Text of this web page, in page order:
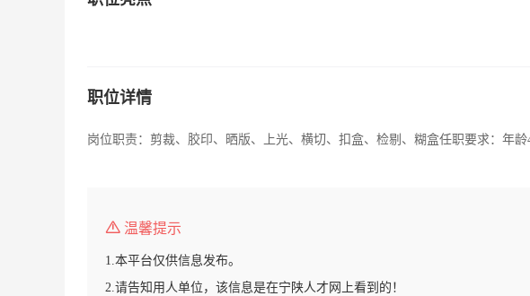
职位详情
岗位职责：剪裁、胶印、晒版、上光、横切、扣盒、检剔、糊盒任职要求：年
温馨提示
1.本平台仅供信息发布。
2.请告知用人单位，该信息是在宁陕人才网上看到的！